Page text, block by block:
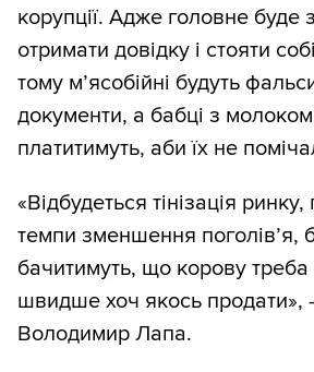
корупції. Адже головне буде
отримати довідку і стояти
тому м’ясобійні будуть
документи, а бабці з
платитимуть, аби їх не
«Відбудеться тінізація
темпи зменшення поголів’я,
бачитимуть, що корову
швидше хоч якось продати»,
Володимир Лапа.